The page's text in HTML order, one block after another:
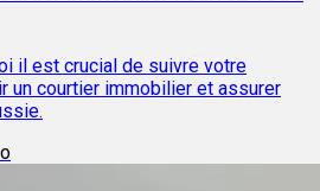
il est crucial de suivre votre
un courtier immobilier et assurer